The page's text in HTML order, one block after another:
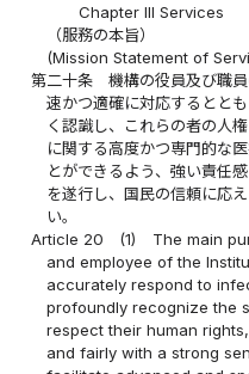
Chapter III Services
（服務の本旨）
(Mission Statement of
第二十条
機構の役員及び職
速かつ適確に対応するとと
く認識し、これらの者の人
に関する高度かつ専門的な
とができるよう、強い責任
を遂行し、国民の信頼に応
い。
Article 20
(1)
The main
and employee of the
accurately respond to
profoundly recognize the
respect their human
and fairly with a strong